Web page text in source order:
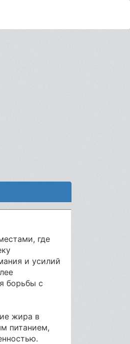
где
и усилий
борьбы с
жира в
питанием,